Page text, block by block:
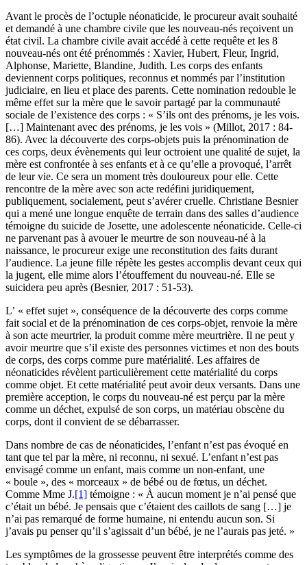
Avant le procès de l’octuple néonaticide, le procureur avait souhaité
et demandé à une chambre civile que les nouveau-nés reçoivent un
état civil. La chambre civile avait accédé à cette requête et les 8
nouveau-nés ont été prénommés : Xavier, Hubert, Fleur, Ingrid,
Alphonse, Mariette, Blandine, Judith. Les corps des enfants
deviennent corps politiques, reconnus et nommés par l’institution
judiciaire, en lieu et place des parents. Cette nomination redouble le
même effet sur la mère que le savoir partagé par la communauté
sociale de l’existence des corps : « S’ils ont des prénoms, je les vois.
[…] Maintenant avec des prénoms, je les vois » (Millot, 2017 : 84-
86). Avec la découverte des corps-objets puis la prénomination de
ces corps, deux évènements qui leur octroient une qualité de sujet, la
mère est confrontée à ses enfants et à ce qu’elle a provoqué, l’arrêt
de leur vie. Ce sera un moment très douloureux pour elle. Cette
rencontre de la mère avec son acte redéfini juridiquement,
publiquement, socialement, peut s’avérer cruelle. Christiane Besnier
qui a mené une longue enquête de terrain dans des salles d’audience
témoigne du suicide de Josette, une adolescente néonaticide. Celle-ci
ne parvenant pas à avouer le meurtre de son nouveau-né à la
naissance, le procureur exige une reconstitution des faits durant
l’audience. La jeune fille répète les gestes accomplis devant ceux qui
la jugent, elle mime alors l’étouffement du nouveau-né. Elle se
suicidera peu après (Besnier, 2017 : 51-53).
L’ « effet sujet », conséquence de la découverte des corps comme
fait social et de la prénomination de ces corps-objet, renvoie la mère
à son acte meurtrier, la produit comme mère meurtrière. Il ne peut y
avoir meurtre que s’il existe des personnes victimes et non des bouts
de corps, des corps comme pure matérialité. Les affaires de
néonaticides révèlent particulièrement cette matérialité du corps
comme objet. Et cette matérialité peut avoir deux versants. Dans une
première acception, le corps du nouveau-né est perçu par la mère
comme un déchet, expulsé de son corps, un matériau obscène du
corps, dont il convient de se débarrasser.
Dans nombre de cas de néonaticides, l’enfant n’est pas évoqué en
tant que tel par la mère, ni reconnu, ni sexué. L’enfant n’est pas
envisagé comme un enfant, mais comme un non-enfant, une
« boule », des « morceaux » de bébé ou de fœtus, un déchet.
Comme Mme J.[1] témoigne : « À aucun moment je n’ai pensé que
c’était un bébé. Je pensais que c’étaient des caillots de sang […] je
n’ai pas remarqué de forme humaine, ni entendu aucun son. Si
j’avais pu penser qu’il s’agissait d’un bébé, je ne l’aurais pas jeté. »
Les symptômes de la grossesse peuvent être interprétés comme des